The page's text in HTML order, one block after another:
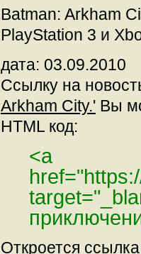
Batman: Arkham
PlayStation 3 и
дата: 03.09.2010
Ссылку на
Arkham City.' Вы
HTML код:
<a
Откроется